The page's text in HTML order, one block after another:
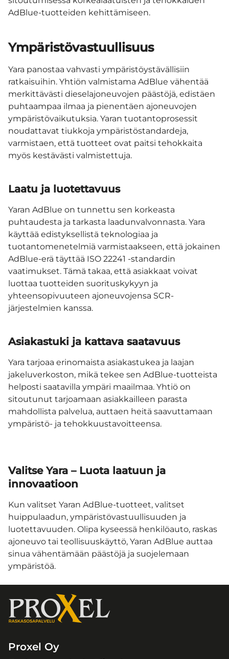
AdBlue-tuotteiden kehittämiseen.
Ympäristövastuullisuus
Yara panostaa vahvasti ympäristöystävällisiin
ratkaisuihin. Yhtiön valmistama AdBlue vähentää
merkittävästi dieselajoneuvojen päästöjä, edistäen
puhtaampaa ilmaa ja pienentäen ajoneuvojen
ympäristövaikutuksia. Yaran tuotantoprosessit
noudattavat tiukkoja ympäristöstandardeja,
varmistaen, että tuotteet ovat paitsi tehokkaita
myös kestävästi valmistettuja.
Laatu ja luotettavuus
Yaran AdBlue on tunnettu sen korkeasta
puhtaudesta ja tarkasta laadunvalvonnasta. Yara
käyttää edistyksellistä teknologiaa ja
tuotantomenetelmiä varmistaakseen, että jokainen
AdBlue-erä täyttää ISO 22241 -standardin
vaatimukset. Tämä takaa, että asiakkaat voivat
luottaa tuotteiden suorituskykyyn ja
yhteensopivuuteen ajoneuvojensa SCR-
järjestelmien kanssa.
Asiakastuki ja kattava saatavuus
Yara tarjoaa erinomaista asiakastukea ja laajan
jakeluverkoston, mikä tekee sen AdBlue-tuotteista
helposti saatavilla ympäri maailmaa. Yhtiö on
sitoutunut tarjoamaan asiakkailleen parasta
mahdollista palvelua, auttaen heitä saavuttamaan
ympäristö- ja tehokkuustavoitteensa.
Valitse Yara – Luota laatuun ja
innovaatioon
Kun valitset Yaran AdBlue-tuotteet, valitset
huippulaadun, ympäristövastuullisuuden ja
luotettavuuden. Olipa kyseessä henkilöauto, raskas
ajoneuvo tai teollisuuskäyttö, Yaran AdBlue auttaa
sinua vähentämään päästöjä ja suojelemaan
ympäristöä.
Proxel Oy